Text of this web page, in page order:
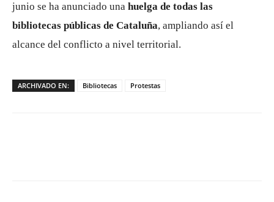
junio se ha anunciado una huelga de todas las
bibliotecas públicas de Cataluña, ampliando así el
alcance del conflicto a nivel territorial.
ARCHIVADO EN: Bibliotecas Protestas